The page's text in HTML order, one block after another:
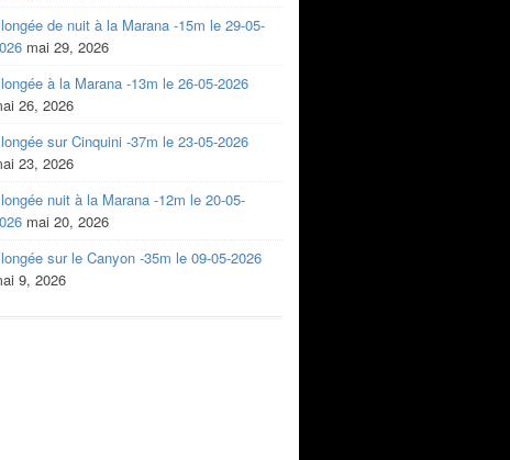
de nuit à la Marana -15m le 29-05-
mai 29, 2026
à la Marana -13m le 26-05-2026
26, 2026
sur Cinquini -37m le 23-05-2026
23, 2026
nuit à la Marana -12m le 20-05-
mai 20, 2026
sur le Canyon -35m le 09-05-2026
9, 2026